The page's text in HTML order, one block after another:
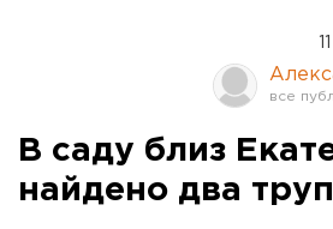
В саду близ
найдено два